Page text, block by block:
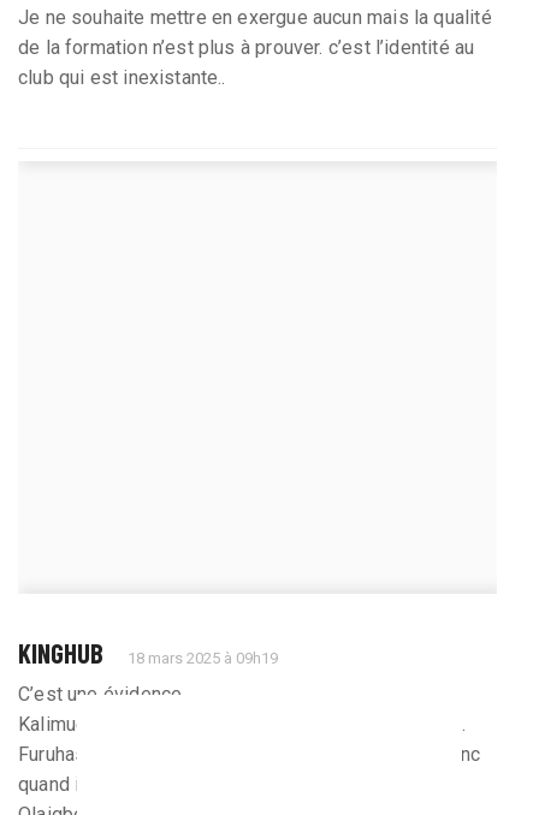
Je ne souhaite mettre en exergue aucun mais la qualité
de la formation n’est plus à prouver. c’est l’identité au
club qui est inexistante..
KINGHUB 18 mars 2025 à 09h19
C’est une évidence.
Kalimuendo et Al Tamari ne sont pas des finisseurs.
Furuhashi est un joueur d’espaces,de profondeur,donc
quand il n’y en a pas il ne sert pas à grand chose.